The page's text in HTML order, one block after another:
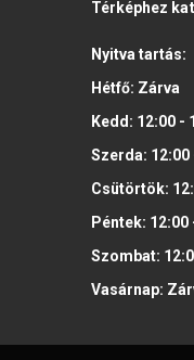
Térképhez
Nyitva tartás:
Hétfő: Zárva
Kedd: 12:00 -
Szerda: 12:00
Csütörtök:
Péntek: 12:00
Szombat:
Vasárnap: